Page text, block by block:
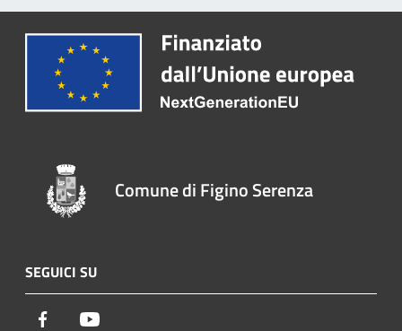
Comune di Figino Serenza
SEGUICI SU
Facebook